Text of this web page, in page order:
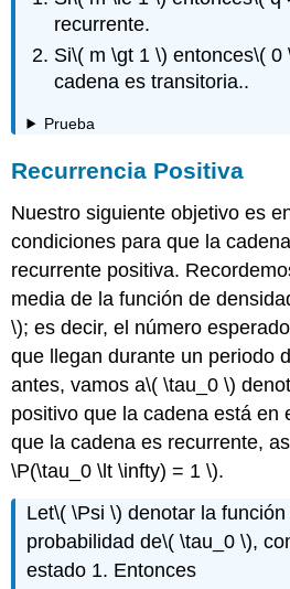
recurrente.
Si\( m \gt 1 \) entonces\( 0
cadena es transitoria..
Prueba
Recurrencia Positiva
Nuestro siguiente objetivo es
condiciones para que la
recurrente positiva.
media de la función de
\); es decir, el número
que llegan durante un periodo
antes, vamos a\( \tau_0 \)
positivo que la cadena está en
que la cadena es recurrente,
\P(\tau_0 \lt \infty) = 1 \).
Let\( \Psi \) denotar la
probabilidad de\( \tau_0 \),
estado 1. Entonces